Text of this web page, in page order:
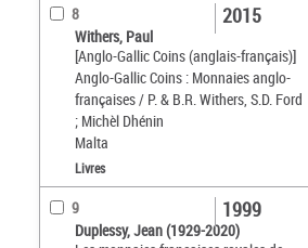
8
Withers, Paul
[Anglo-Gallic Coins (anglais-français)]
Anglo-Gallic Coins : Monnaies anglo-
françaises / P. & B.R. Withers, S.D. Ford
; Michèl Dhénin
Malta
2015
Livres
9
Duplessy, Jean (1929-2020)
1999